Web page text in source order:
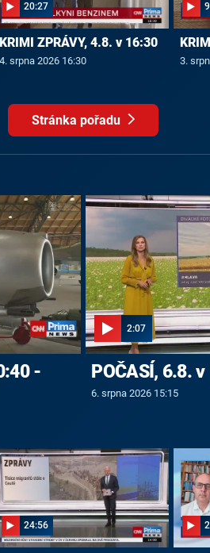
20:27
KRIMI ZPRÁVY, 4.8. v 16:30
4. srpna 2026 16:30 3.
Stránka pořadu
-
2:07
POČASÍ, 6.8.
6. srpna 2026 15:15
24:56